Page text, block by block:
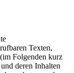
Texten,
Folgenden kurz
deren Inhalten